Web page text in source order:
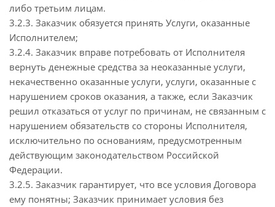
либо третьим лицам.
3.2.3. Заказчик обязуется принять Услуги, оказанные
Исполнителем;
3.2.4. Заказчик вправе потребовать от Исполнителя
вернуть денежные средства за неоказанные услуги,
некачественно оказанные услуги, услуги, оказанные с
нарушением сроков оказания, а также, если Заказчик
решил отказаться от услуг по причинам, не связанным с
нарушением обязательств со стороны Исполнителя,
исключительно по основаниям, предусмотренным
действующим законодательством Российской
Федерации.
3.2.5. Заказчик гарантирует, что все условия Договора
ему понятны; Заказчик принимает условия без